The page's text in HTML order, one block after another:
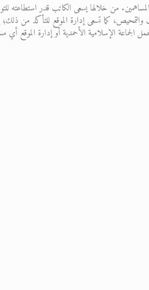
من خلالها يسعى الكاتب قدر استطاعته
والتمحيص، كما تسعى إدارة الموقع للتأكد من
الإسلامية الأحمدية أو إدارة الموقع أي